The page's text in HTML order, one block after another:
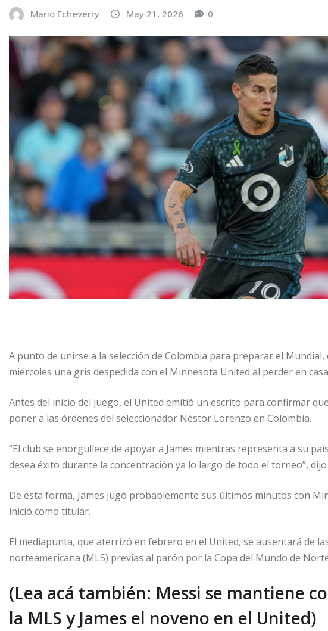
Mario Echeverry May 21, 2026 0
A punto de unirse a la selección de Colombia para preparar el
miércoles una gris despedida con el Minnesota United al perder en
Antes del inicio del juego, el United emitió un escrito para confirmar
poner a las órdenes del seleccionador Néstor Lorenzo en Colombia.
“El club se enorgullece de apoyar a James mientras representa a su
desea éxito durante la concentración ya lo largo de todo el torneo”,
De esta forma, James jugó probablemente sus últimos minutos con
inició como titular.
El mediapunta, que aterrizó en febrero en el United, se ausentará de
norteamericana (MLS) previas al parón por la Copa del Mundo de
(Lea acá también: Messi se mantiene
la MLS y James el noveno en el United)